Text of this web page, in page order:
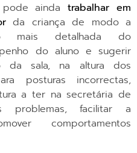
ainda trabalhar em
da criança de modo a
mais detalhada do
do aluno e sugerir
da sala, na altura dos
posturas incorrectas,
a ter na secretária de
facilitar a
comportamentos